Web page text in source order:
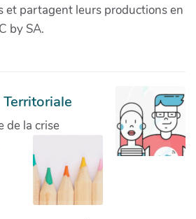
et partagent leurs productions en
by SA.
de la crise